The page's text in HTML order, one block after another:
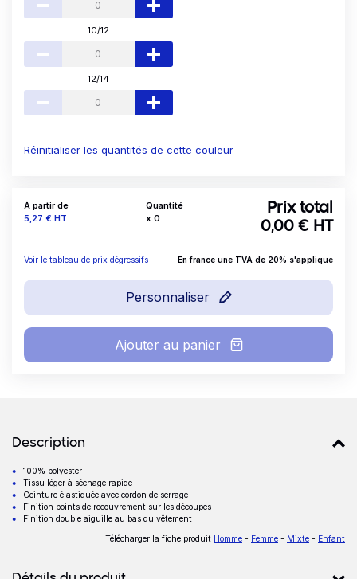
10/12
12/14
Réinitialiser les quantités de cette couleur
À partir de
Prix
5,27 € HT
Quantité
x 0
Prix total
0,00 € HT
Voir le tableau de prix dégressifs En france une TVA de 20% s'applique
Personnaliser
Ajouter au panier
Détails produits
Description
Description
100% polyester
Tissu léger à séchage rapide
Ceinture élastiquée avec cordon de serrage
Finition points de recouvrement sur les découpes
Finition double aiguille au bas du vêtement
Télécharger la fiche produit Homme - Femme - Mixte - Enfant